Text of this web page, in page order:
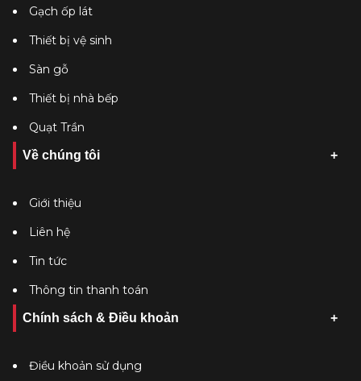
Gạch ốp lát
Thiết bị vệ sinh
Sàn gỗ
Thiết bị nhà bếp
Quạt Trần
Về chúng tôi
Giới thiệu
Liên hệ
Tin tức
Thông tin thanh toán
Chính sách & Điều khoản
Điều khoản sử dụng